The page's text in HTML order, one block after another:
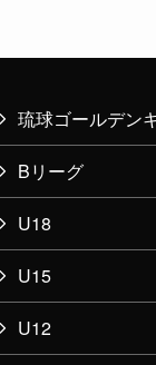
琉球ゴールデン
Bリーグ
U18
U15
U12